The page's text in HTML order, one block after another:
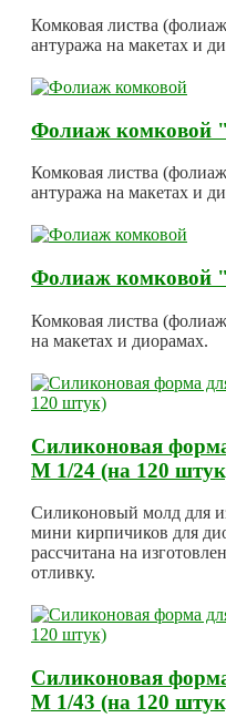
Комковая листва
антуража на макетах и
Фолиаж комковой
Комковая листва
антуража на макетах и
Фолиаж комковой
Комковая листва
на макетах и диорамах.
Силиконовая
М 1/24 (на 120
Силиконовый молд для
мини кирпичиков для
рассчитана на
отливку.
Силиконовая
М 1/43 (на 120